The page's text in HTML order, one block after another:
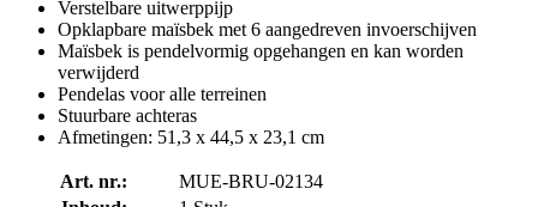
Verstelbare uitwerppijp
Opklapbare maïsbek met 6 aangedreven invoerschijven
Maïsbek is pendelvormig opgehangen en kan worden
verwijderd
Pendelas voor alle terreinen
Stuurbare achteras
Afmetingen: 51,3 x 44,5 x 23,1 cm
Art. nr.:
MUE-BRU-02134